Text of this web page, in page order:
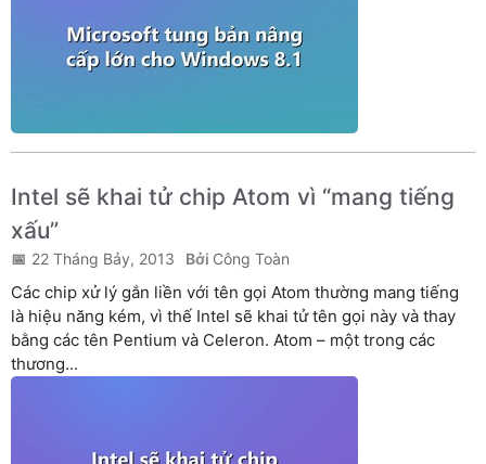
Intel sẽ khai tử chip Atom vì “mang tiếng
xấu”
22 Tháng Bảy, 2013 Công Toàn
Các chip xử lý gắn liền với tên gọi Atom thường mang tiếng
là hiệu năng kém, vì thế Intel sẽ khai tử tên gọi này và thay
bằng các tên Pentium và Celeron. Atom – một trong các
thương...